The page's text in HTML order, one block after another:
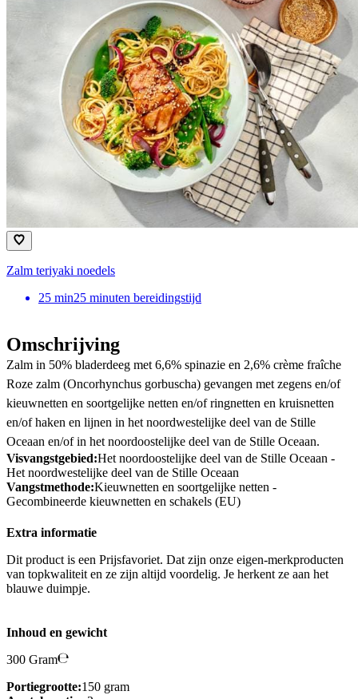
Zalm teriyaki noedels
25 min25 minuten bereidingstijd
Omschrijving
Zalm in 50% bladerdeeg met 6,6% spinazie en 2,6% crème fraîche
Roze zalm (Oncorhynchus gorbuscha) gevangen met zegens en/of
kieuwnetten en soortgelijke netten en/of ringnetten en kruisnetten
en/of haken en lijnen in het noordwestelijke deel van de Stille
Oceaan en/of in het noordoostelijke deel van de Stille Oceaan.
Visvangstgebied:Het noordoostelijke deel van de Stille Oceaan -
Het noordwestelijke deel van de Stille Oceaan
Vangstmethode:Kieuwnetten en soortgelijke netten -
Gecombineerde kieuwnetten en schakels (EU)
Extra informatie
Dit product is een Prijsfavoriet. Dat zijn onze eigen-merkproducten
van topkwaliteit en ze zijn altijd voordelig. Je herkent ze aan het
blauwe duimpje.
Inhoud en gewicht
300 Gram
Portiegrootte:150 gram